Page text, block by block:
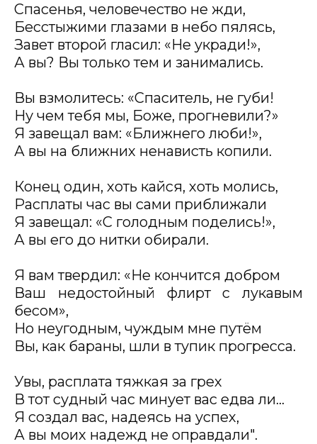
Спасенья, человечество не жди,
Бесстыжими глазами в небо пялясь,
Завет второй гласил: «Не укради!»,
А вы? Вы только тем и занимались.
Вы взмолитесь: «Спаситель, не губи!
Ну чем тебя мы, Боже, прогневили?»
Я завещал вам: «Ближнего люби!»,
А вы на ближних ненависть копили.
Конец один, хоть кайся, хоть молись,
Расплаты час вы сами приближали
Я завещал: «С голодным поделись!»,
А вы его до нитки обирали.
Я вам твердил: «Не кончится добром
Ваш недостойный флирт с лукавым
бесом»,
Но неугодным, чуждым мне путём
Вы, как бараны, шли в тупик прогресса.
Увы, расплата тяжкая за грех
В тот судный час минует вас едва ли…
Я создал вас, надеясь на успех,
А вы моих надежд не оправдали".